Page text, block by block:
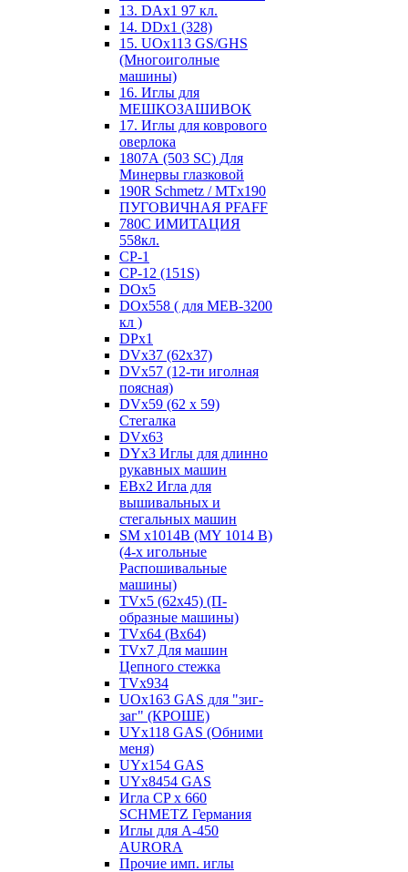
13. DAx1 97 кл.
14. DDx1 (328)
15. UOx113 GS/GHS
(Многоиголные
машины)
16. Иглы для
МЕШКОЗАШИВОК
17. Иглы для коврового
оверлока
1807А (503 SC) Для
Минервы глазковой
190R Schmetz / MTx190
ПУГОВИЧНАЯ PFAFF
780С ИМИТАЦИЯ
558кл.
CP-1
CP-12 (151S)
DOx5
DOx558 ( для MEB-3200
кл )
DPx1
DVx37 (62x37)
DVx57 (12-ти иголная
поясная)
DVx59 (62 x 59)
Стегалка
DVx63
DYx3 Иглы для длинно
рукавных машин
EBx2 Игла для
вышивальных и
стегальных машин
SM x1014B (MY 1014 B)
(4-х игольные
Распошивальные
машины)
TVх5 (62х45) (П-
образные машины)
TVх64 (Вх64)
TVх7 Для машин
Цепного стежка
TVх934
UOx163 GAS для "зиг-
заг" (КРОШЕ)
UYx118 GAS (Обними
меня)
UYx154 GAS
UYx8454 GAS
Игла CP х 660
SCHMETZ Германия
Иглы для А-450
AURORA
Прочие имп. иглы